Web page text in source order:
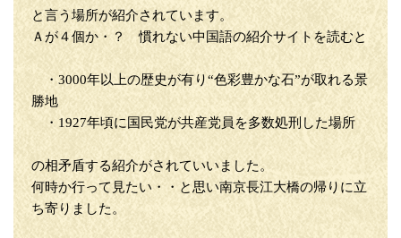
と言う場所が紹介されています。
Ａが４個か・？ 慣れない中国語の紹介サイトを読むと
・3000年以上の歴史が有り“色彩豊かな石”が取れる景
勝地
・1927年頃に国民党が共産党員を多数処刑した場所
の相矛盾する紹介がされていいました。
何時か行って見たい・・と思い南京長江大橋の帰りに立
ち寄りました。